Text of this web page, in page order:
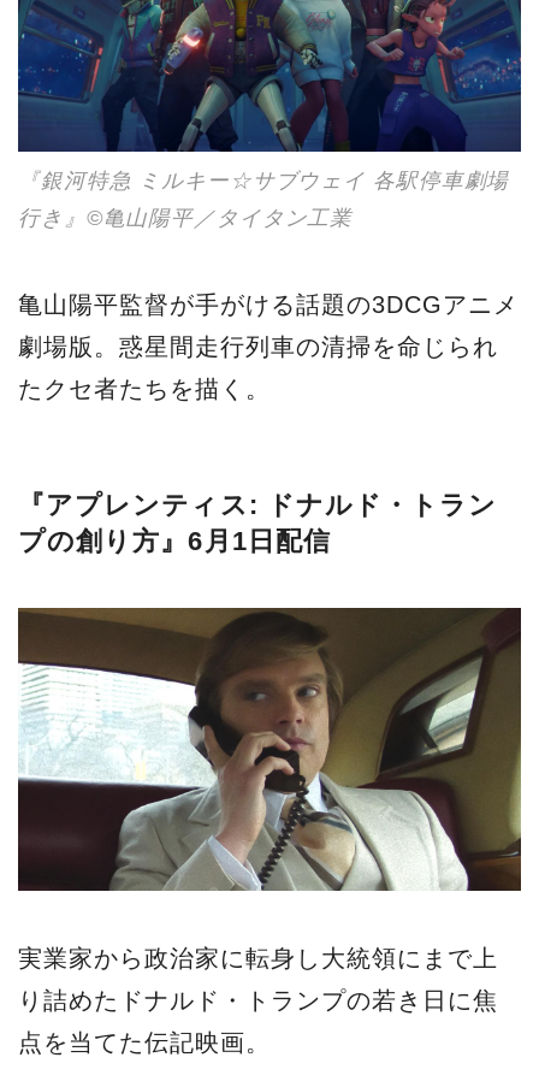
『銀河特急 ミルキー☆サブウェイ 各駅停車劇場
行き』©亀山陽平／タイタン工業
亀山陽平監督が手がける話題の3DCGアニメ
劇場版。惑星間走行列車の清掃を命じられ
たクセ者たちを描く。
『アプレンティス: ドナルド・トラン
プの創り方』6月1日配信
実業家から政治家に転身し大統領にまで上
り詰めたドナルド・トランプの若き日に焦
点を当てた伝記映画。